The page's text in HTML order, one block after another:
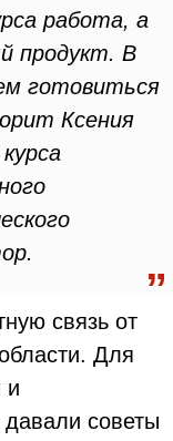
работа, а
продукт. В
готовиться
Ксения
связь от
Для
и
советы